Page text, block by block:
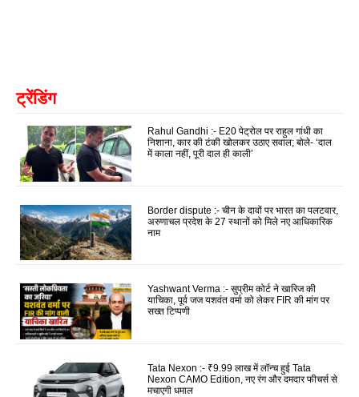
ट्रेंडिंग
Rahul Gandhi :- E20 पेट्रोल पर राहुल गांधी का
निशाना, कार की टंकी खोलकर उठाए सवाल; बोले- ‘दाल
में काला नहीं, पूरी दाल ही काली’
Border dispute :- चीन के दावों पर भारत का पलटवार,
अरुणाचल प्रदेश के 27 स्थानों को मिले नए आधिकारिक
नाम
Yashwant Verma :- सुप्रीम कोर्ट ने खारिज की
याचिका, पूर्व जज यशवंत वर्मा को लेकर FIR की मांग पर
सख्त टिप्पणी
Tata Nexon :- ₹9.99 लाख में लॉन्च हुई Tata
Nexon CAMO Edition, नए रंग और दमदार फीचर्स से
मचाएगी धमाल